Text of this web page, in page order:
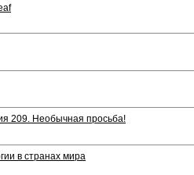
209. Необычная просьба!
в странах мира